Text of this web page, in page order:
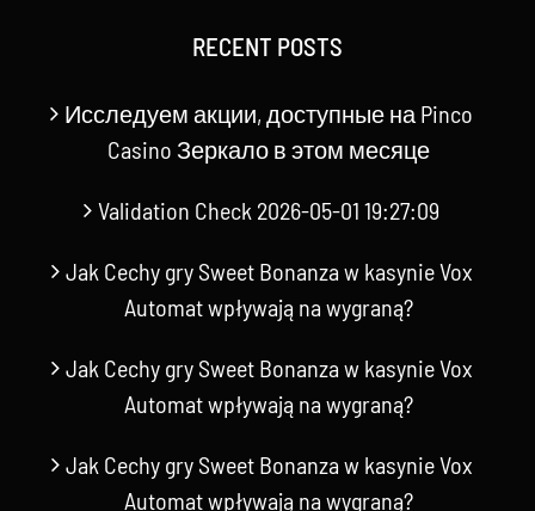
RECENT POSTS
Исследуем акции, доступные на Pinco
Casino Зеркало в этом месяце
Validation Check 2026-05-01 19:27:09
Jak Cechy gry Sweet Bonanza w kasynie Vox
Automat wpływają na wygraną?
Jak Cechy gry Sweet Bonanza w kasynie Vox
Automat wpływają na wygraną?
Jak Cechy gry Sweet Bonanza w kasynie Vox
Automat wpływają na wygraną?